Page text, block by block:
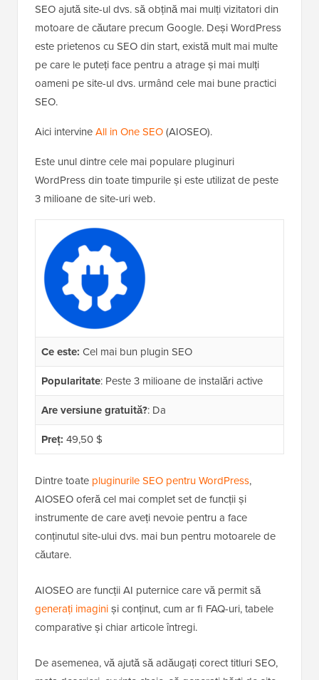
SEO ajută site-ul dvs. să obțină mai mulți vizitatori din
motoare de căutare precum Google. Deși WordPress
este prietenos cu SEO din start, există mult mai multe
pe care le puteți face pentru a atrage și mai mulți
oameni pe site-ul dvs. urmând cele mai bune practici
SEO.
Aici intervineAll in One SEO(AIOSEO).
Este unul dintre cele mai populare pluginuri
WordPress din toate timpurile și este utilizat de peste
3 milioane de site-uri web.
Ce este: Cel mai bun plugin SEO
Popularitate: Peste 3 milioane de instalări active
Are versiune gratuită?: Da
Preț: 49,50 $
Dintre toate pluginurile SEO pentru WordPress,
AIOSEO oferă cel mai complet set de funcții și
instrumente de care aveți nevoie pentru a face
conținutul site-ului dvs. mai bun pentru motoarele de
căutare.
AIOSEO are funcții AI puternice care vă permit să
generați imaginiși conținut, cum ar fi FAQ-uri, tabele
comparative și chiar articole întregi.
De asemenea, vă ajută să adăugați corect titluri SEO,